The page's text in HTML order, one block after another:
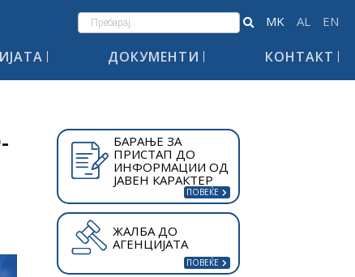
ДОКУМЕНТИ КОНТАКТ
БАРАЊЕ ЗА
ПРИСТАП ДО
ИНФОРМАЦИИ ОД
ЈАВЕН КАРАКТЕР
ЖАЛБА ДО
АГЕНЦИЈАТА